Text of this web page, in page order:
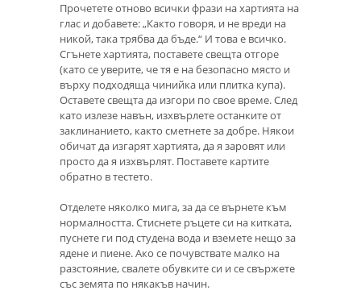
Прочетете отново всички фрази на хартията на
глас и добавете: „Както говоря, и не вреди на
никой, така трябва да бъде.“ И това е всичко.
Сгънете хартията, поставете свещта отгоре
(като се уверите, че тя е на безопасно място и
върху подходяща чинийка или плитка купа).
Оставете свещта да изгори по свое време. След
като излезе навън, изхвърлете останките от
заклинанието, както сметнете за добре. Някои
обичат да изгарят хартията, да я заровят или
просто да я изхвърлят. Поставете картите
обратно в тестето.
Отделете няколко мига, за да се върнете към
нормалността. Стиснете ръцете си на китката,
пуснете ги под студена вода и вземете нещо за
ядене и пиене. Ако се почувствате малко на
разстояние, свалете обувките си и се свържете
със земята по някакъв начин.